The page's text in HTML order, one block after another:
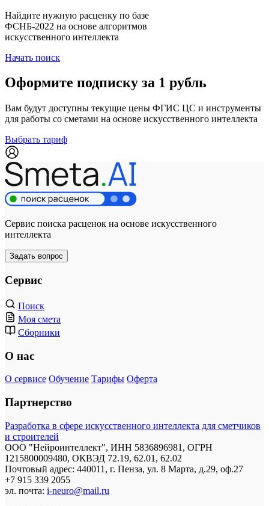
Найдите нужную расценку по базе
ФСНБ-2022 на основе алгоритмов
искусственного интеллекта
Начать поиск
Оформите подписку за 1 рубль
Вам будут доступны текущие цены ФГИС ЦС и инструменты
для работы со сметами на основе искусственного интеллекта
Выбрать тариф
Сервис поиска расценок на основе искусственного
интеллекта
Задать вопрос
Сервис
Поиск
Моя смета
Сборники
О нас
О сервисе Обучение Тарифы Оферта
Партнерство
Разработка в сфере искусственного интеллекта для сметчиков
и строителей
ООО "Нейроинтеллект", ИНН 5836896981, ОГРН
1215800009480, ОКВЭД 72.19, 62.01, 62.02
Почтовый адрес: 440011, г. Пенза, ул. 8 Марта, д.29, оф.27
+7 915 339 2055
эл. почта: i-neuro@mail.ru